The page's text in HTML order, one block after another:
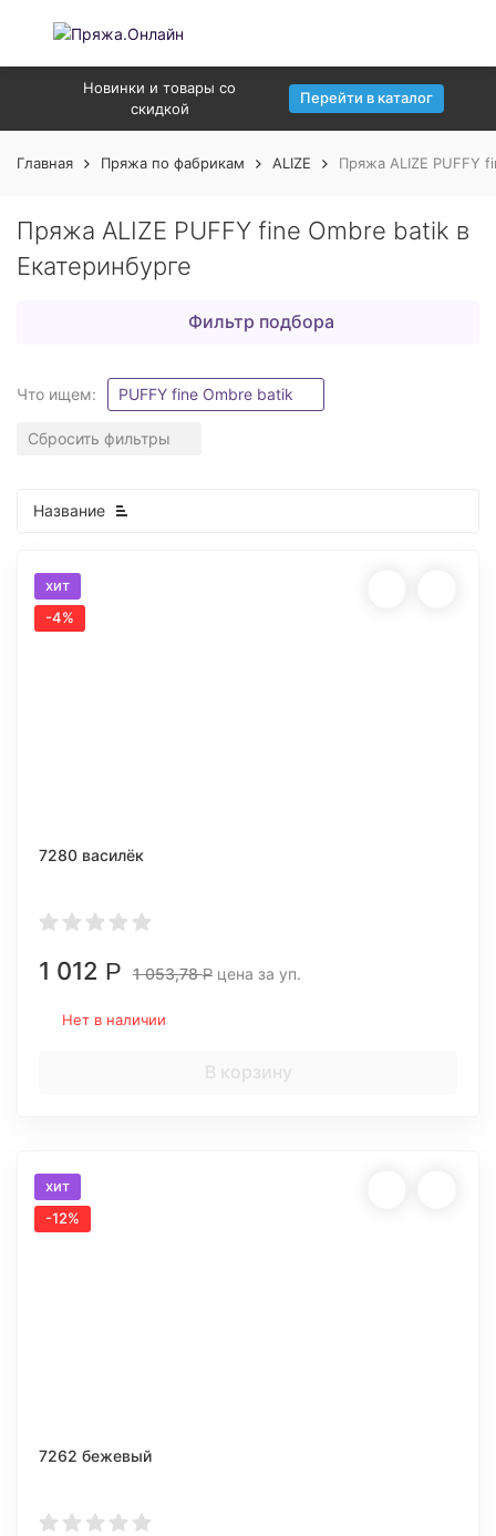
Новинки и товары со
скидкой
Перейти в каталог
Главная Пряжа по фабрикам ALIZE Пряжа ALIZE PUFFY
Пряжа ALIZE PUFFY fine Ombre batik в
Екатеринбурге
Фильтр подбора
Что ищем: PUFFY fine Ombre batik
Сбросить фильтры
Название
хит
-4%
7280 василёк
1 012 Р 1 053,78Р цена за уп.
Нет в наличии
В корзину
хит
-12%
7262 бежевый